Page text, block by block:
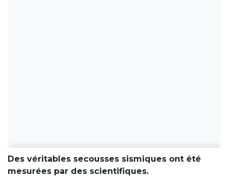
Des véritables secousses sismiques ont été
mesurées par des scientifiques.